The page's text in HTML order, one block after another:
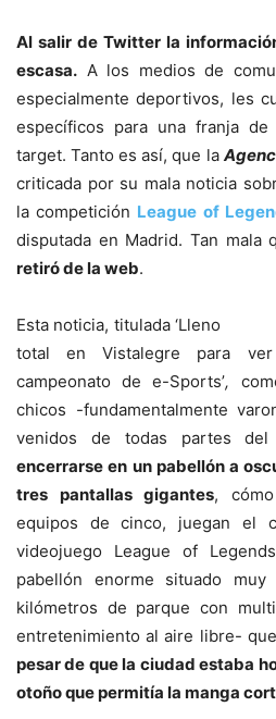
Al salir de Twitter la
escasa. A los medios de
especialmente deportivos, les
específicos para una franja
target. Tanto es así, que la
criticada por su mala noticia
la competición League of
disputada en Madrid. Tan mala
retiró de la web.
Esta noticia, titulada ‘Lleno
total en Vistalegre para
campeonato de e-Sports’,
chicos -fundamentalmente
venidos de todas partes
encerrarse en un pabellón a
tres pantallas gigantes,
equipos de cinco, juegan el
videojuego League of
pabellón enorme situado
kilómetros de parque con
entretenimiento al aire libre-
pesar de que la ciudad estaba
otoño que permitía la manga